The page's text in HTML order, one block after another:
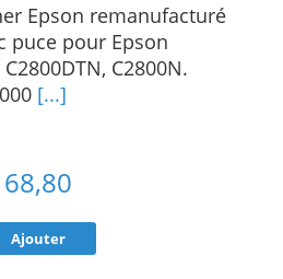
Epson remanufacturé
puce pour Epson
C2800N.
[...]
68,80
Ajouter